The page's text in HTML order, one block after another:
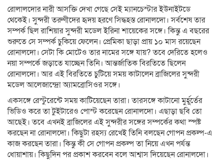
রোলালদোর নারী আসক্তি দেখা গেছে সেই ম্যানচেস্টার ইউনাইটডে
থেকেই। সুন্দরী তরুণীদের হৃদয় হরণে সিদ্ধহস্ত রোনালদো। সর্বশেষ তার
সম্পর্ক ছিল রাশিয়ার সুন্দরী মডেল ইরিনা শায়েকের সঙ্গে। কিন্তু এ বছরের
শুরুতে সে সম্পর্ক চুকিয়ে ফেলেন। প্রেমিকা ছাড়া প্রায় ১০ মাস রয়েছেন
রোনালদো। সেটা কি মোটেও তার নামের সঙ্গে যায়? তবে দেরিতে হলেও
নয়া সম্পর্কে জড়াতে যাচ্ছেন তিনি। আন্তর্জাতিক বিরতিতে ছিলেন
রোনালদো। আর এই বিরতিতে চুটিয়ে সময় কাটালেন ব্রাজিলের সুন্দরী
মডেল আলেজান্দ্রো অ্যামব্রোসিওর সঙ্গে।
একসঙ্গে রেস্টুরেন্টে সময় কাটিয়েছেন তারা। তারসঙ্গে কাটানো মুর্হূর্তের
ভিডিও করে তা টুইটারেও পোস্ট করেছেন রোনালদো। এছাড়া ছবি তো
আছেই। তবে এখনই ব্রাজিলের এই সুন্দরীর সঙ্গের সম্পর্কের কথা স্পষ্ট
করছেন না রোনালদো। কিছুটা রহস্য রেখেই তিনি বলছেন গোপন প্রকল্প-এ
কাজ করছেন তারা। কিন্তু কী সে গোপন প্রকল্প তা নিয়ে এখন পর্যন্ত
ধোয়াশায়। কিছুদিন পর প্রকাশ করবেন বলে আশ্বাস দিয়েছেন রোনালদো।